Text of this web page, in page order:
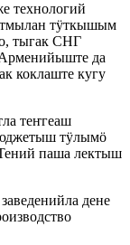
технологий
тӱткышым
тыгак СНГ
да
коклаште кугу
теҥгеаш
тӱлымӧ
паша лектыш
дене